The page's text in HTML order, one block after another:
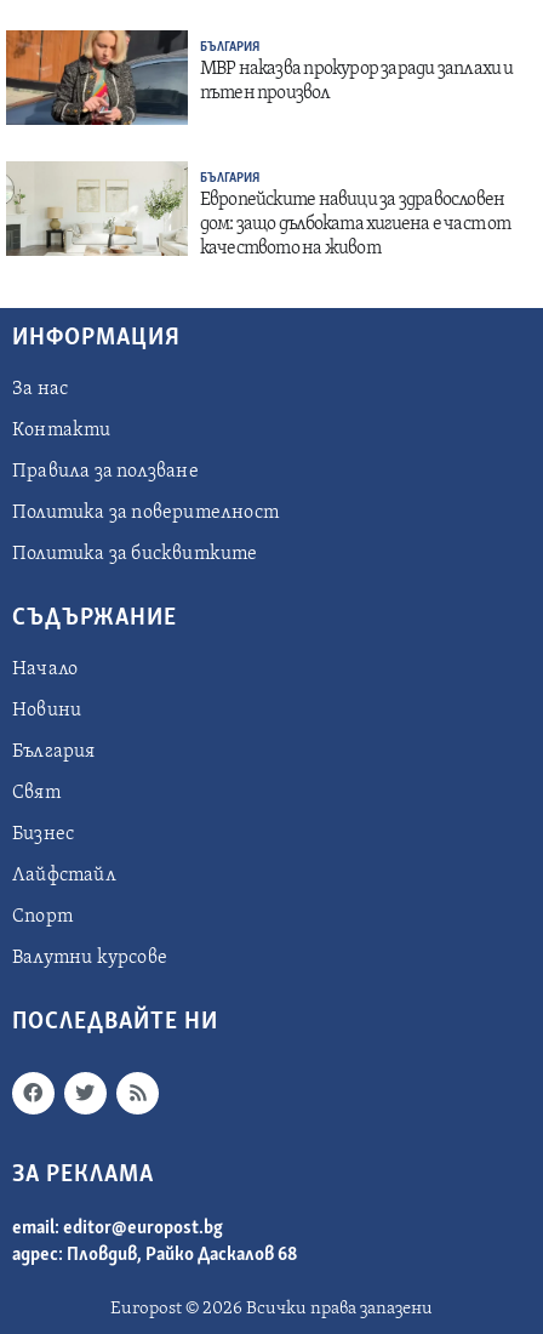
БЪЛГАРИЯ
МВР наказва прокурор заради заплахи и
пътен произвол
БЪЛГАРИЯ
Европейските навици за здравословен
дом: защо дълбоката хигиена е част от
качеството на живот
ИНФОРМАЦИЯ
За нас
Контакти
Правила за ползване
Политика за поверителност
Политика за бисквитките
СЪДЪРЖАНИЕ
Начало
Новини
България
Свят
Бизнес
Лайфстайл
Спорт
Валутни курсове
ПОСЛЕДВАЙТЕ НИ
ЗА РЕКЛАМА
email: editor@europost.bg
адрес: Пловдив, Райко Даскалов 68
Europost © 2026 Всички права запазени